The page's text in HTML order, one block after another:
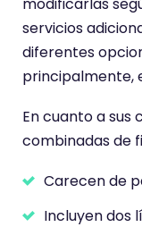
servicios
diferentes
principalmente,
En cuanto a
combinadas de
Carecen de
Incluyen dos